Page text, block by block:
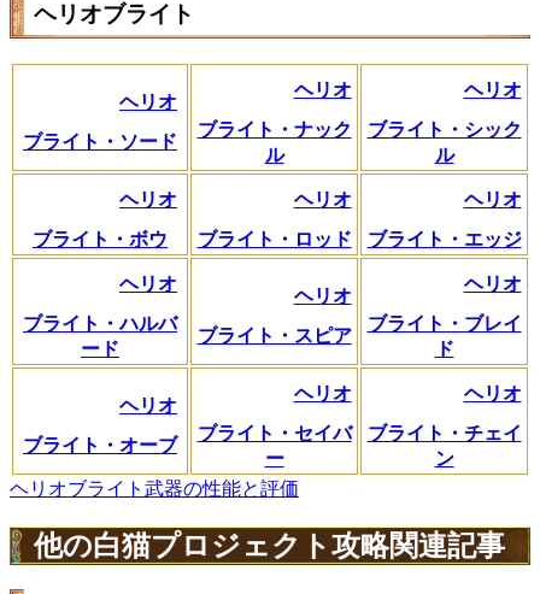
ヘリオブライト
ヘリオ
ブライト・ソード
ヘリオ
ブライト・ナック
ル
ヘリオ
ブライト・シック
ル
ヘリオ
ブライト・ボウ
ヘリオ
ブライト・ロッド
ヘリオ
ブライト・エッジ
ヘリオ
ブライト・ハルバ
ード
ヘリオ
ブライト・スピア
ヘリオ
ブライト・ブレイ
ド
ヘリオ
ブライト・オーブ
ヘリオ
ブライト・セイバ
ー
ヘリオ
ブライト・チェイ
ン
ヘリオブライト武器の性能と評価
他の白猫プロジェクト攻略関連記事